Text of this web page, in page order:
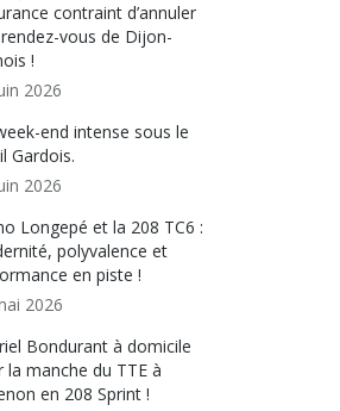
contraint d’annuler
vous de Dijon-
!
2026
end intense sous le
Gardois.
2026
Longepé et la 208 TC6 :
polyvalence et
en piste !
2026
Bondurant à domicile
la manche du TTE à
en 208 Sprint !